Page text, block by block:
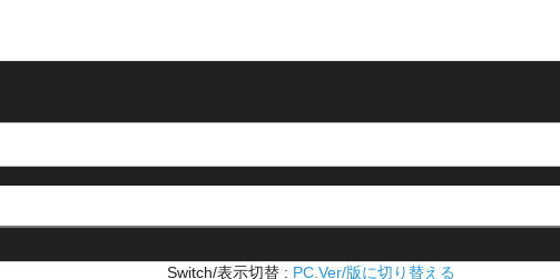
Switch/表示切替 : PC.Ver/版に切り替える